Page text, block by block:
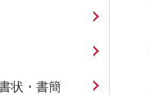
状・書簡